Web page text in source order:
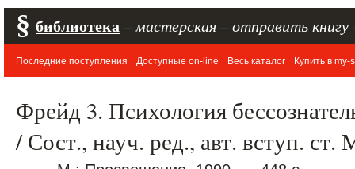
§ библиотека мастерская отправить книгу
Последние поступления Доступные on-line Весь каталог Купить в my-
Фрейд 3. Психология
/ Сост., науч. ред., авт. вступ.